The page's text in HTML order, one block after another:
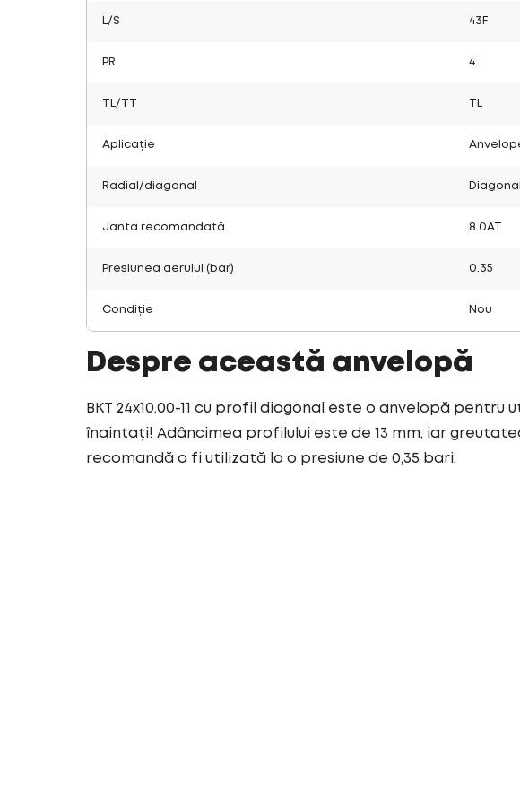
L/S 43F
PR 4
TL/TT
Aplicație
Radial/diagonal Diagonal
Janta recomandată 8.0AT
Presiunea aerului (bar) 0.35
Condiție Nou
Despre această anvelopă
BKT 24x10.00-11 cu profil diagonal este o anvelopă
înaintați! Adâncimea profilului este de 13 mm, iar
recomandă a fi utilizată la o presiune de 0,35 bari.